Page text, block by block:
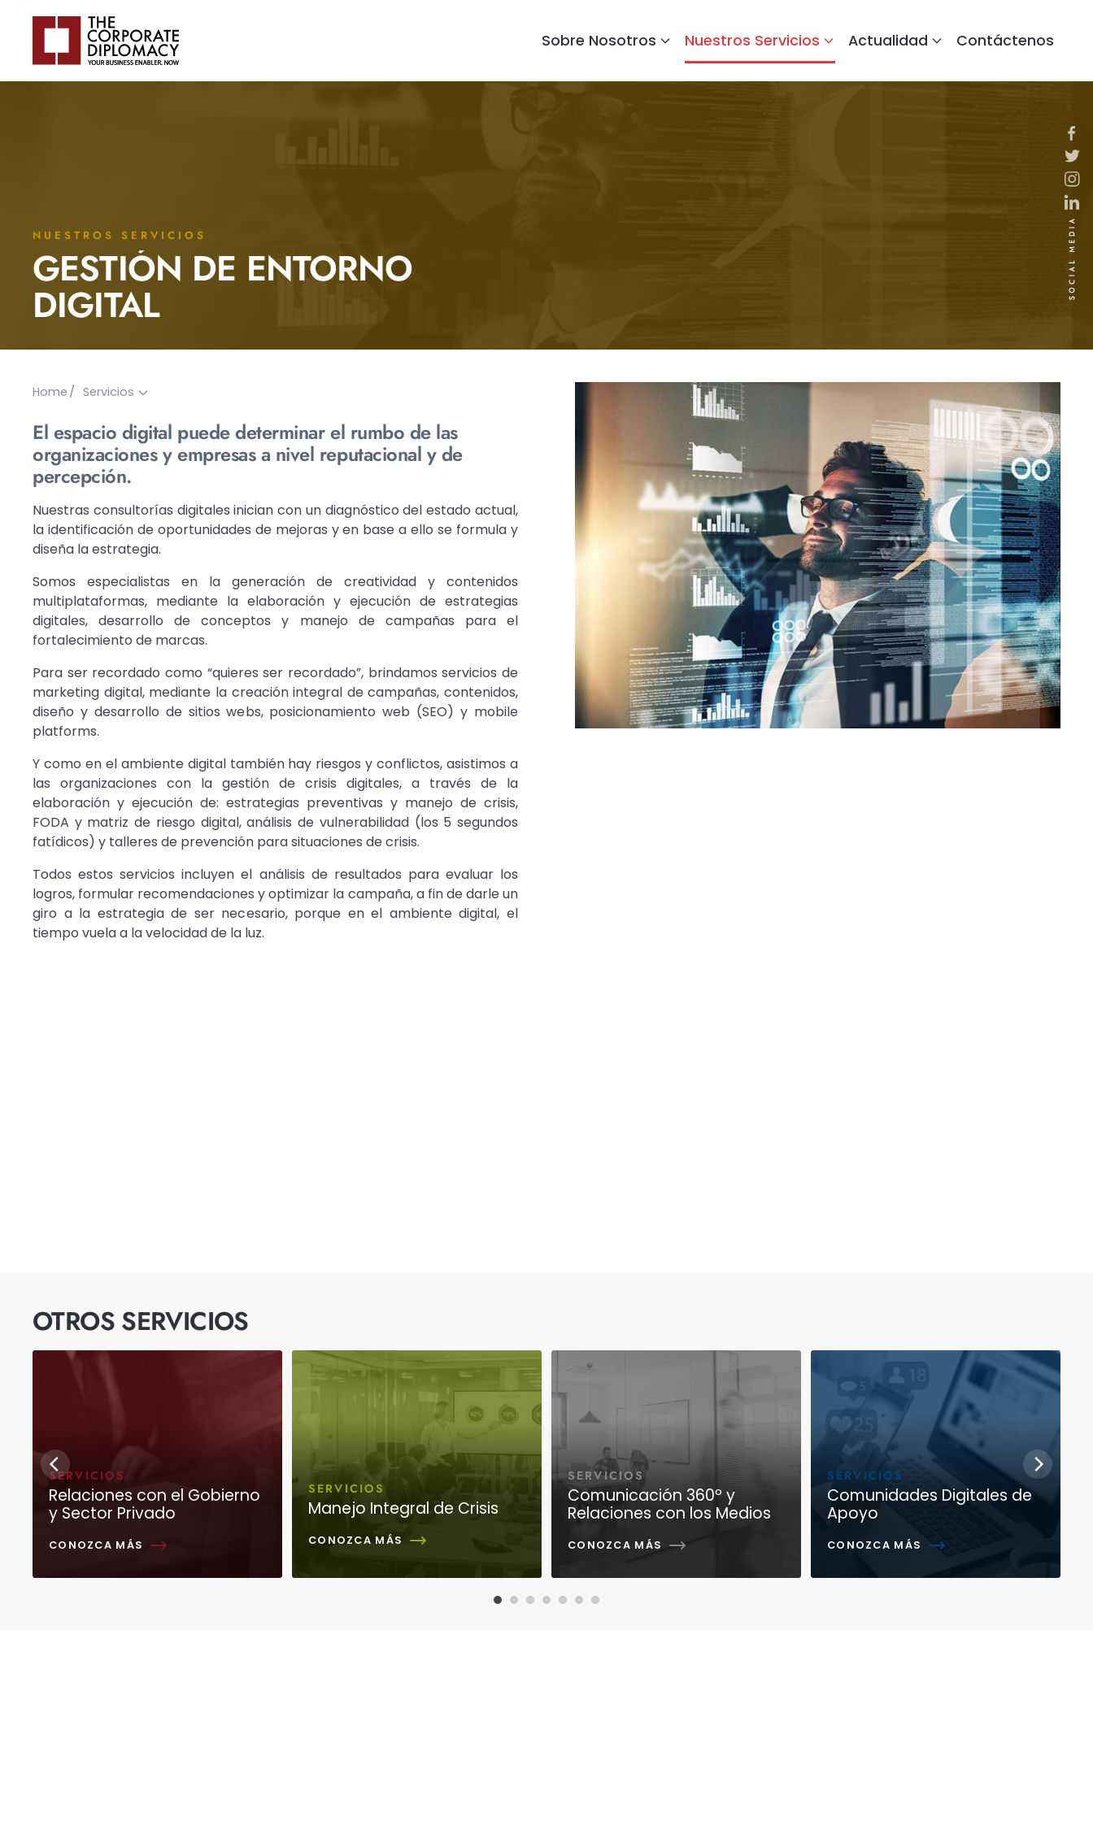
Sobre Nosotros Nuestros Servicios Actualidad Contáctenos
NUESTROS SERVICIOS
GESTIÓN DE ENTORNO
DIGITAL
Home Servicios
El espacio digital puede determinar el rumbo de las
organizaciones y empresas a nivel reputacional y de
percepción.
Nuestras consultorías digitales inician con un diagnóstico del estado actual,
la identificación de oportunidades de mejoras y en base a ello se formula y
diseña la estrategia.
Somos especialistas en la generación de creatividad y contenidos
multiplataformas, mediante la elaboración y ejecución de estrategias
digitales, desarrollo de conceptos y manejo de campañas para el
fortalecimiento de marcas.
Para ser recordado como “quieres ser recordado”, brindamos servicios de
marketing digital, mediante la creación integral de campañas, contenidos,
diseño y desarrollo de sitios webs, posicionamiento web (SEO) y mobile
platforms.
Y como en el ambiente digital también hay riesgos y conflictos, asistimos a
las organizaciones con la gestión de crisis digitales, a través de la
elaboración y ejecución de: estrategias preventivas y manejo de crisis,
FODA y matriz de riesgo digital, análisis de vulnerabilidad (los 5 segundos
fatídicos) y talleres de prevención para situaciones de crisis.
Todos estos servicios incluyen el análisis de resultados para evaluar los
logros, formular recomendaciones y optimizar la campaña, a fin de darle un
giro a la estrategia de ser necesario, porque en el ambiente digital, el
tiempo vuela a la velocidad de la luz.
OTROS SERVICIOS
SERVICIOS
Relaciones con el Gobierno
y Sector Privado
CONOZCA MÁS
SERVICIOS
Manejo Integral de Crisis
CONOZCA MÁS
SERVICIOS
Comunicación 360º y
Relaciones con los Medios
CONOZCA MÁS
SERVICIOS
Comunidades Digitales de
Apoyo
CONOZCA MÁS